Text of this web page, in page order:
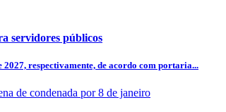
servidores públicos
2027, respectivamente, de acordo com portaria...